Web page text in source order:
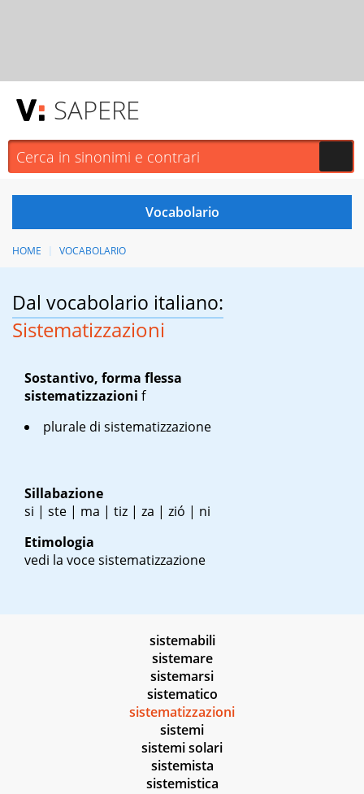
SAPERE
HOME VOCABOLARIO
Dal vocabolario italiano:
Sistematizzazioni
Sostantivo, forma flessa
sistematizzazioni f
plurale di sistematizzazione
Sillabazione
si | ste | ma | tiz | za | zió | ni
Etimologia
vedi la voce sistematizzazione
sistemabili
sistemare
sistemarsi
sistematico
sistematizzazioni
sistemi
sistemi solari
sistemista
sistemistica